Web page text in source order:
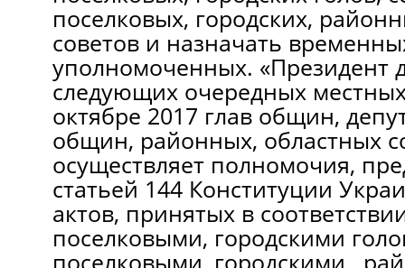
поселковых, городских,
советов и назначать
уполномоченных. «Президент
следующих очередных
октябре 2017 глав общин,
общин, районных, областных
осуществляет полномочия,
статьей 144 Конституции
актов, принятых в
поселковыми, городскими
поселковыми, городскими ,